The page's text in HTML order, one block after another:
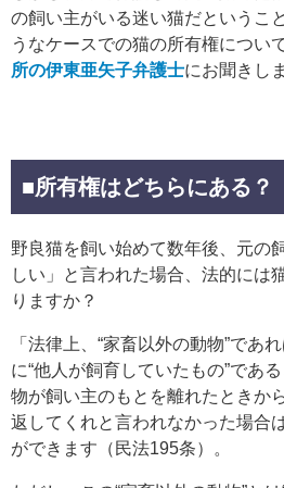
の飼い主がいる迷い猫だというこ
うなケースでの猫の所有権について
所の伊東亜矢子弁護士にお聞きし
■所有権はどちらにある？
野良猫を飼い始めて数年後、元の
しい」と言われた場合、法的には
りますか？
「法律上、“家畜以外の動物”であ
に“他人が飼育していたもの”であ
物が飼い主のもとを離れたときか
返してくれと言われなかった場合
ができます（民法195条）。